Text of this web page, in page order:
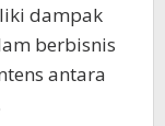
dampak
berbisnis
antara